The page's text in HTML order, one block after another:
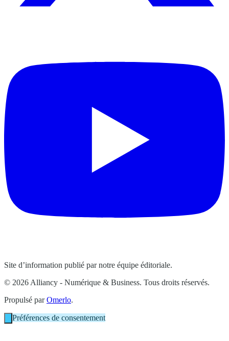
Site d’information publié par notre équipe éditoriale.
© 2026 Alliancy - Numérique & Business. Tous droits réservés.
Propulsé parOmerlo.
Préférences de consentement